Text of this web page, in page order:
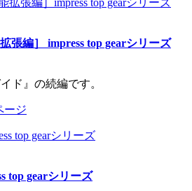
張編］ impress top gearシリーズ
ド』の続編です。
ージ
top gearシリーズ